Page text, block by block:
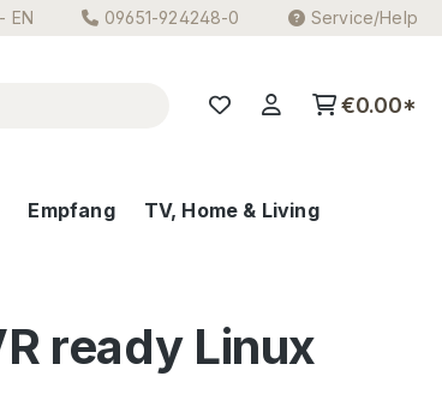
EN 09651-924248-0 Service/Help
€0.00*
Empfang TV, Home & Living
ready Linux